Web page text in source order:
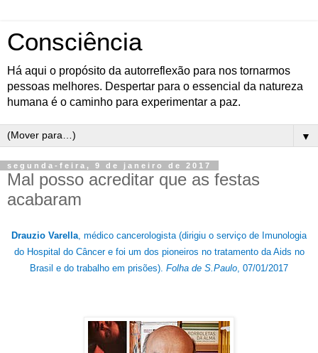
Consciência
Há aqui o propósito da autorreflexão para nos tornarmos
pessoas melhores. Despertar para o essencial da natureza
humana é o caminho para experimentar a paz.
▼
segunda-feira, 9 de janeiro de 2017
Mal posso acreditar que as festas
acabaram
Drauzio Varella , médico cancerologista (dirigiu o serviço de Imunologia
do Hospital do Câncer e foi um dos pioneiros no tratamento da Aids no
Brasil e do trabalho em prisões). Folha de S.Paulo , 07/01/2017